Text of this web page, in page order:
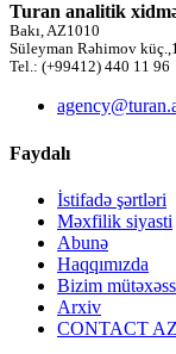
Turan analitik
Bakı, AZ1010
Süleyman Rəhimov
Tel.: (+99412) 440 11 96
Faydalı
İstifadə şərtləri
Məxfilik siyasti
Abunə
Haqqımızda
Bizim
Arxiv
CONTACT AZ